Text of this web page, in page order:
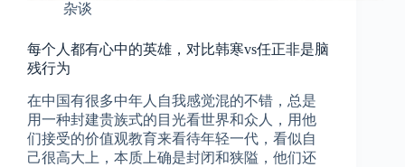
杂谈
每个人都有心中的英雄，对比韩寒vs任正非是脑
残行为
在中国有很多中年人自我感觉混的不错，总是
用一种封建贵族式的目光看世界和众人，用他
们接受的价值观教育来看待年轻一代，看似自
己很高大上，本质上确是封闭和狭隘，他们还